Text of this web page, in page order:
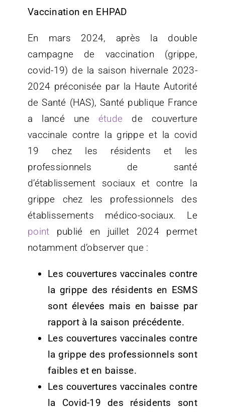
Vaccination en EHPAD
En mars 2024, après la double
campagne de vaccination (grippe,
covid-19) de la saison hivernale 2023-
2024 préconisée par la Haute Autorité
de Santé (HAS), Santé publique France
a lancé une étude de couverture
vaccinale contre la grippe et la covid
19 chez les résidents et les
professionnels de santé
d’établissement sociaux et contre la
grippe chez les professionnels des
établissements médico-sociaux. Le
point publié en juillet 2024 permet
notamment d’observer que :
Les couvertures vaccinales contre
la grippe des résidents en ESMS
sont élevées mais en baisse par
rapport à la saison précédente.
Les couvertures vaccinales contre
la grippe des professionnels sont
faibles et en baisse.
Les couvertures vaccinales contre
la Covid-19 des résidents sont